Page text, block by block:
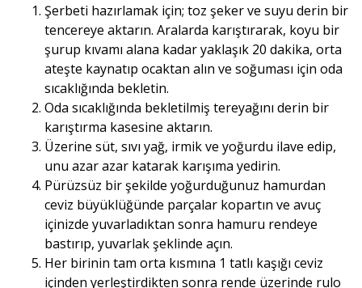
Şerbeti hazırlamak için; toz şeker ve suyu derin bir
tencereye aktarın. Aralarda karıştırarak, koyu bir
şurup kıvamı alana kadar yaklaşık 20 dakika, orta
ateşte kaynatıp ocaktan alın ve soğuması için oda
sıcaklığında bekletin.
Oda sıcaklığında bekletilmiş tereyağını derin bir
karıştırma kasesine aktarın.
Üzerine süt, sıvı yağ, irmik ve yoğurdu ilave edip,
unu azar azar katarak karışıma yedirin.
Pürüzsüz bir şekilde yoğurduğunuz hamurdan
ceviz büyüklüğünde parçalar kopartın ve avuç
içinizde yuvarladıktan sonra hamuru rendeye
bastırıp, yuvarlak şeklinde açın.
Her birinin tam orta kısmına 1 tatlı kaşığı ceviz
içinden yerleştirdikten sonra rende üzerinde rulo